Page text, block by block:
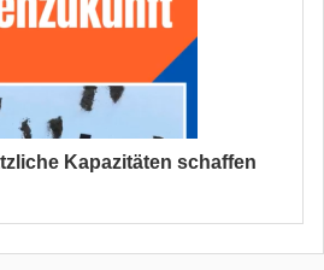
Kapazitäten schaffen